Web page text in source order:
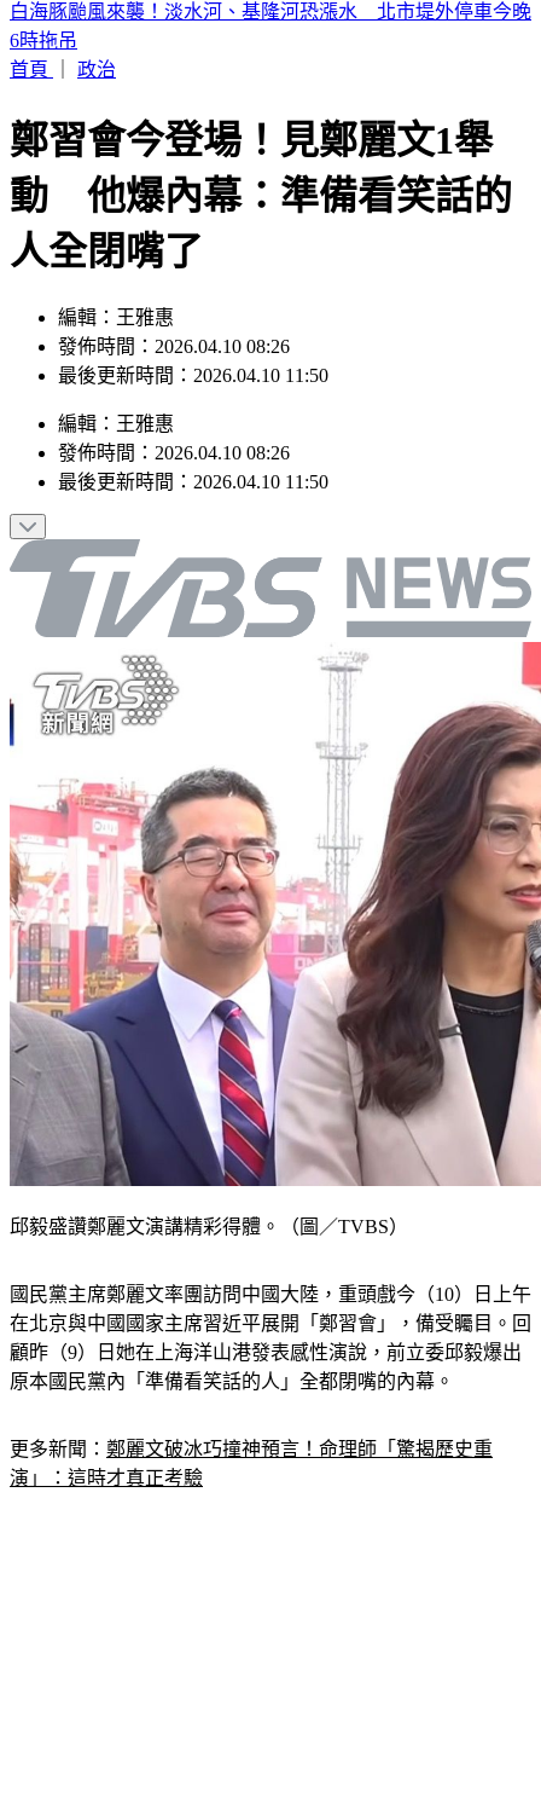
淡水龍捲風狂掃「災情曝光」 民眾屋頂被吹翻
首頁｜
鄭習會今登場！見鄭麗文1舉
動 他爆內幕：準備看笑話的
人全閉嘴了
發佈時間：2026.04.10 08:26
最後更新時間：2026.04.10 11:50
發佈時間：2026.04.10 08:26
最後更新時間：2026.04.10 11:50
在北京與中國國家主席習近平展開「鄭習會」，備受矚目。回
顧昨（9）日她在上海洋山港發表感性演說，前立委邱毅爆出
原本國民黨內「準備看笑話的人」全都閉嘴的內幕。
演」：這時才真正考驗